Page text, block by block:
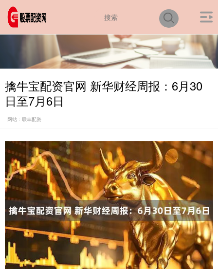
擒牛宝配资官网 新华财经周报：6月30
日至7月6日
网站：联丰配资